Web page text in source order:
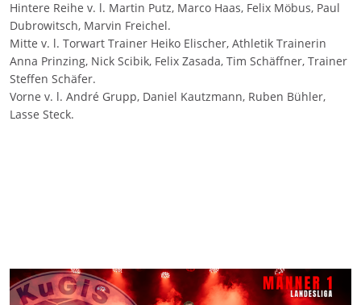
Hintere Reihe v. l. Martin Putz, Marco Haas, Felix Möbus, Paul
Dubrowitsch, Marvin Freichel.
Mitte v. l. Torwart Trainer Heiko Elischer, Athletik Trainerin
Anna Prinzing, Nick Scibik, Felix Zasada, Tim Schäffner, Trainer
Steffen Schäfer.
Vorne v. l. André Grupp, Daniel Kautzmann, Ruben Bühler,
Lasse Steck.